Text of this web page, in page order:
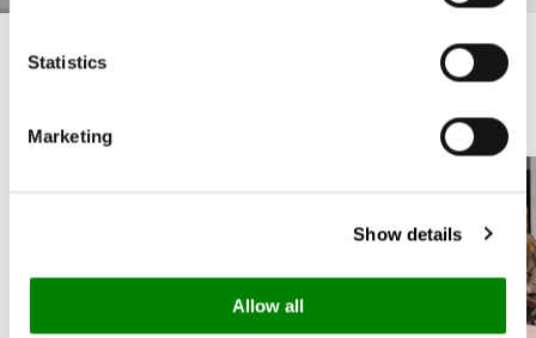
Statistics
Marketing
Show details
Allow all